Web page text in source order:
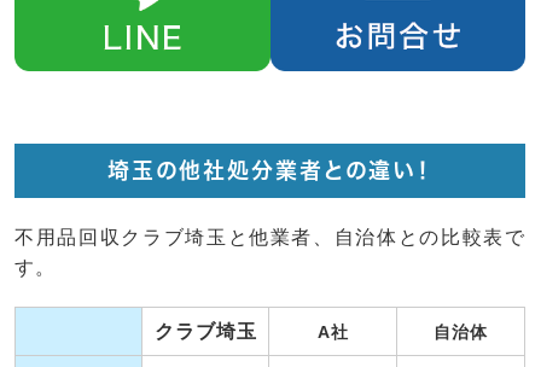
埼玉の他社処分業者との違い！
不用品回収クラブ埼玉と他業者、自治体との比較表で
す。
クラブ埼玉 A社 自治体